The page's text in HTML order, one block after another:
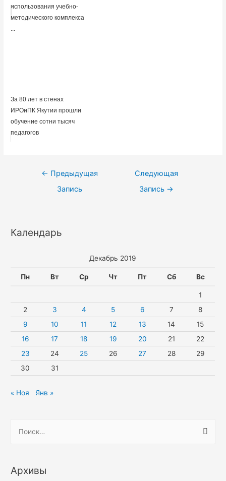
использования учебно-
методического комплекса
...
За 80 лет в стенах
ИРОиПК Якутии прошли
обучение сотни тысяч
педагогов
Навигация
← Предыдущая
Запись
Следующая
Запись →
Календарь
Декабрь 2019
Пн Вт Ср Чт Пт Сб Вс
1
2
3 4 5 6 7
8
9
10 11 12 13 14
15
16
17 18 19 20 21
22
23
24 25 26 27 28
29
30
31
« Ноя Янв »
т
Архивы